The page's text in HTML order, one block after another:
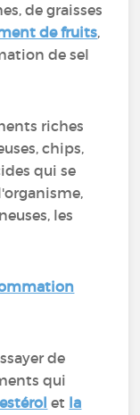
de graisses
de fruits,
de sel
riches
chips,
qui se
les
de
qui
et la